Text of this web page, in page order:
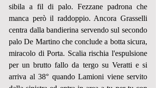
sibila a fil di palo. Fezzane padrona che
manca però il raddoppio. Ancora Grasselli
centra dalla bandierina servendo sul secondo
palo De Martino che conclude a botta sicura,
miracolo di Porta. Scalia rischia l'espulsione
per un brutto fallo da tergo su Veratti e si
arriva al 38° quando Lamioni viene servito